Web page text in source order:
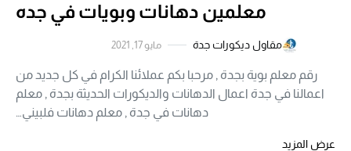
معلمين دهانات وبويات في جده
مقاول ديكورات جدة مايو 17, 2021
رقم معلم بوية بجدة , مرحبا بكم عملائنا الكرام في كل جديد من
اعمالنا في جدة اعمال الدهانات والديكورات الحديثة بجدة , معلم
دهانات في جدة , معلم دهانات فلبيني…
عرض المزيد